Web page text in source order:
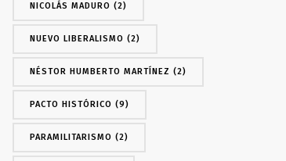
NICOLÁS MADURO (2)
NUEVO LIBERALISMO (2)
NÉSTOR HUMBERTO MARTÍNEZ (2)
PACTO HISTÓRICO (9)
PARAMILITARISMO (2)